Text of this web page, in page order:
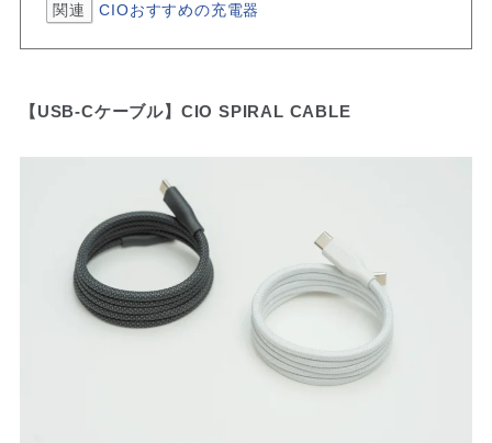
関連 CIOおすすめの充電器
【USB-Cケーブル】CIO SPIRAL CABLE